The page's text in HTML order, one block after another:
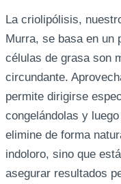
La criolipólisis,
Murra, se basa en un
células de grasa son
circundante.
permite dirigirse
congelándolas y
elimine de forma
indoloro, sino que
asegurar resultados